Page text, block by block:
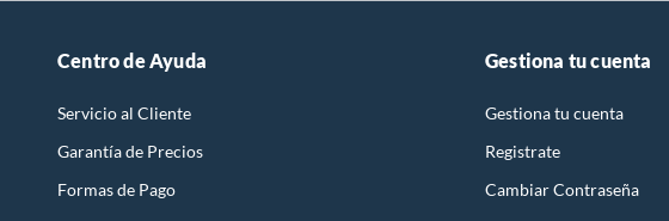
Centro de Ayuda
Servicio al Cliente
Garantía de Precios
Formas de Pago
Gestiona tu cuenta
Gestiona tu cuenta
Registrate
Cambiar Contraseña